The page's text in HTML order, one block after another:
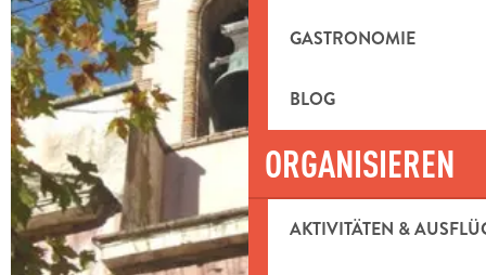
GASTRONOMIE
BLOG
ORGANISIEREN
AKTIVITÄTEN &